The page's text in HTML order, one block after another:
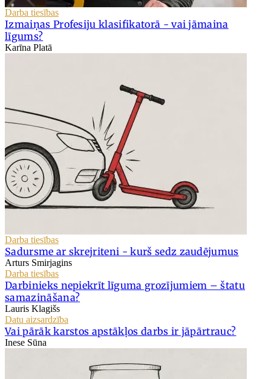
Darba tiesības
Izmaiņas Profesiju klasifikatorā - vai jāmaina
līgums?
Karīna Platā
Darba tiesības
Sadursme ar skrejriteni - kurš sedz zaudējumus
Arturs Smirjagins
Darba tiesības
Darbinieks nepiekrīt līguma grozījumiem – štatu
samazināšana?
Lauris Klagišs
Datu aizsardzība
Vai pārāk karstos apstākļos darbs ir jāpārtrauc?
Inese Sūna